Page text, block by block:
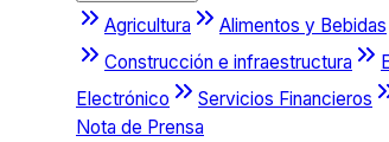
Agricultura Alimentos y Bebidas
Construcción e infraestructura
Electrónico
Servicios Financieros
Nota de Prensa